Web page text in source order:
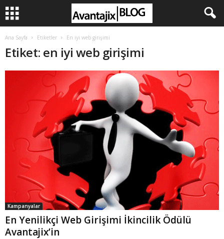
Ana Sayfa Etiketler En iyi web girişimi
Etiket: en iyi web girişimi
Kampanyalar
En Yenilikçi Web Girişimi İkincilik Ödülü
Avantajix’in